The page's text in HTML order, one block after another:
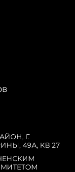
Г.
49А, КВ 27